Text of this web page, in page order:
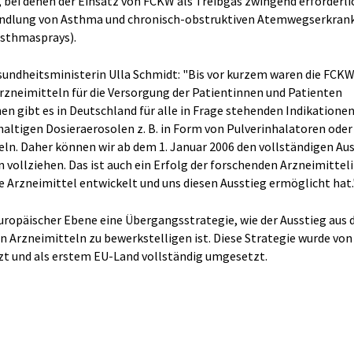
von Asthma und chronisch-obstruktiven
Ulla Schmidt: "Bis vor kurzem waren die
für die Versorgung der Patientinnen und Patienten
gibt es in Deutschland für alle in Frage stehenden Indikationen
Dosieraerosolen z. B. in Form von Pulverinhalatoren oder
Daher können wir ab dem 1. Januar 2006 den vollständigen
vollziehen. Das ist auch ein Erfolg der forschenden
Arzneimittel entwickelt und uns diesen Ausstieg ermöglicht
Ebene eine Übergangsstrategie, wie der Ausstieg aus
Arzneimitteln zu bewerkstelligen ist. Diese Strategie wurde
und als erstem EU-Land vollständig umgesetzt.